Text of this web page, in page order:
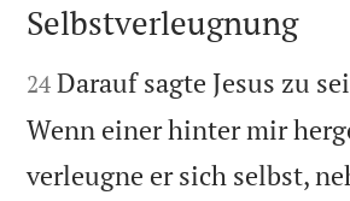

Selbstverleugnung

24 Darauf sagte Jesus zu
Wenn einer hinter mir
verleugne er sich selbst,